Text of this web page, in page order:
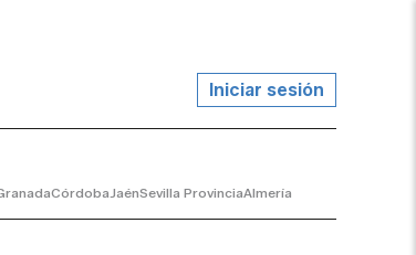
Iniciar sesión
CórdobaJaénSevilla ProvinciaAlmería